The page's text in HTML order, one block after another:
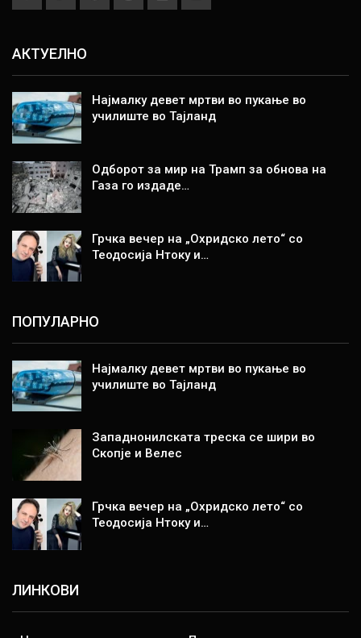
АКТУЕЛНО
Најмалку девет мртви во пукање во
училиште во Тајланд
Одборот за мир на Трамп за обнова на
Газа го издаде…
Грчка вечер на „Охридско лето“ со
Теодосија Нтоку и…
ПОПУЛАРНО
Најмалку девет мртви во пукање во
училиште во Тајланд
Западнонилската треска се шири во
Скопје и Велес
Грчка вечер на „Охридско лето“ со
Теодосија Нтоку и…
ЛИНКОВИ